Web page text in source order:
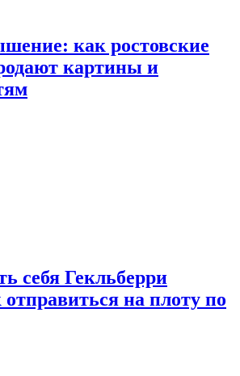
как ростовские
картины и
себя Гекльберри
на плоту по